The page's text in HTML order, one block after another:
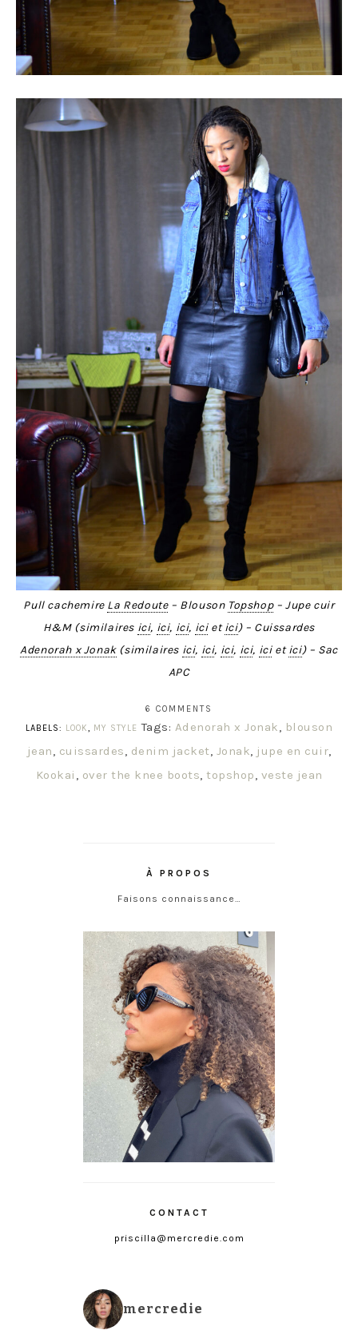
Pull cachemire La Redoute– Blouson Topshop– Jupe cuir
H&M (similaires ici, ici, ici, icietici) – Cuissardes
Adenorah x Jonak(similaires ici, ici, ici, ici, icietici) – Sac
APC
6 COMMENTS
LABELS: LOOK, MY STYLE Tags: Adenorah x Jonak, blouson
jean, cuissardes, denim jacket, Jonak, jupe en cuir,
Kookai , over the knee boots, topshop, veste jean
À PROPOS
Faisons connaissance…
CONTACT
priscilla@mercredie.com
mercredie